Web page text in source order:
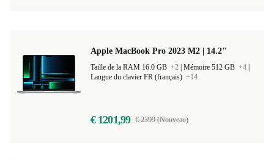
Apple MacBook Pro 2023 M2 | 14.2"
Taille de la RAM 16.0 GB +2 Mémoire 512 GB +4
Langue du clavier FR (français) +14
€ 1201,99 € 2399 (Nouveau)